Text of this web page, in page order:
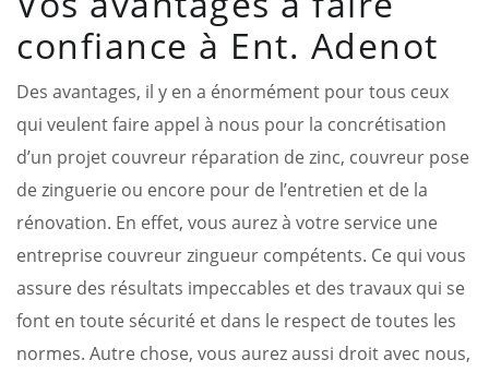
confiance à Ent. Adenot
Des avantages, il y en a énormément pour tous ceux
qui veulent faire appel à nous pour la concrétisation
d’un projet couvreur réparation de zinc, couvreur pose
de zinguerie ou encore pour de l’entretien et de la
rénovation. En effet, vous aurez à votre service une
entreprise couvreur zingueur compétents. Ce qui vous
assure des résultats impeccables et des travaux qui se
font en toute sécurité et dans le respect de toutes les
normes. Autre chose, vous aurez aussi droit avec nous,